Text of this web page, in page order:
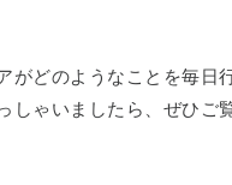
がどのようなことを毎日
しゃいましたら、ぜひご